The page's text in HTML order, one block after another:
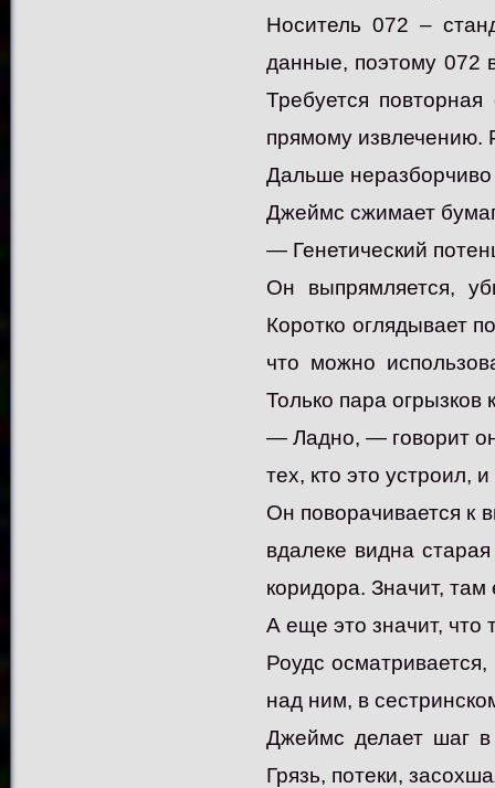
Носитель 072 –
данные, поэтому 072
Требуется
прямому извлечению.
Дальше неразборчиво
Джеймс сжимает
— Генетический
Он выпрямляется,
Коротко оглядывает
что можно
Только пара огрызков
— Ладно, — говорит
тех, кто это устроил,
Он поворачивается к
вдалеке видна
коридора. Значит,
А еще это значит, что
Роудс
над ним, в
Джеймс делает шаг в
Грязь, потеки,